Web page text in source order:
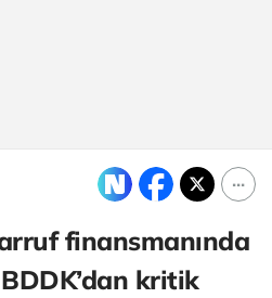
finansmanında
kritik